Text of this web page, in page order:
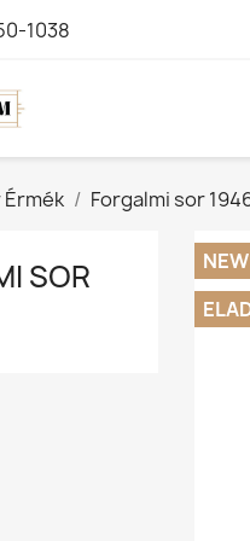
1038
Forgalmi sor
SOR
NEW